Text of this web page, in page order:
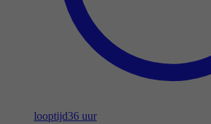
looptijd36 uur